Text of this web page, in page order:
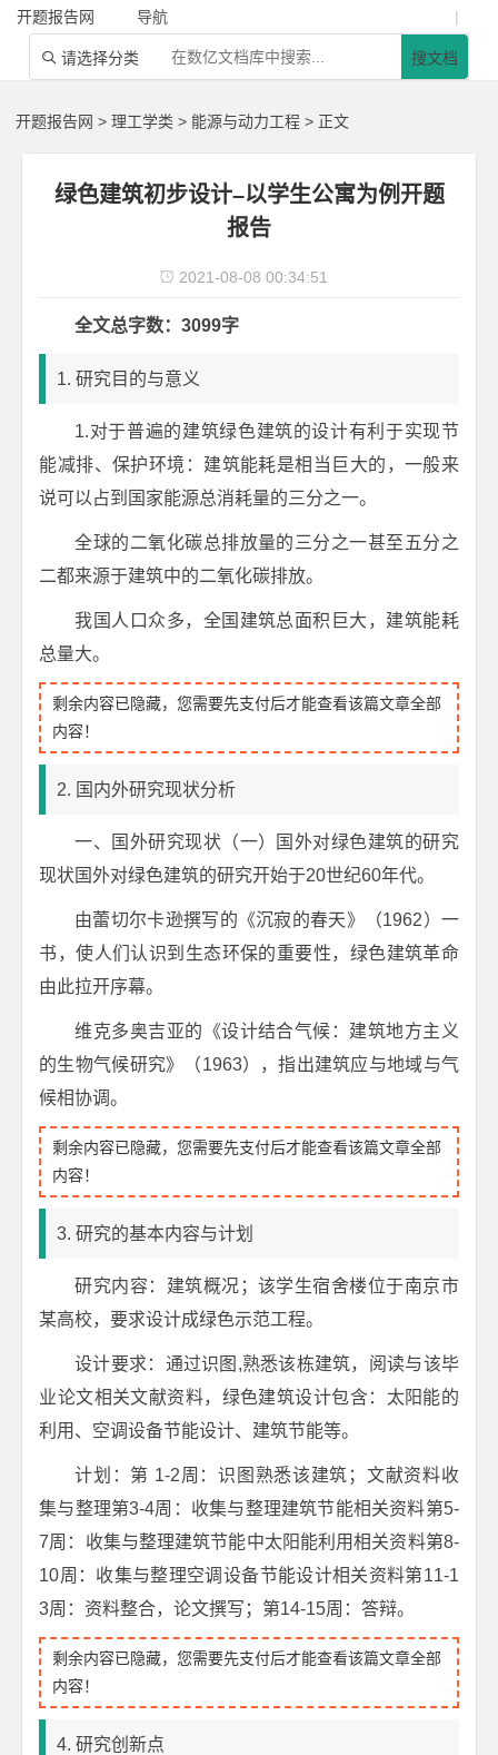
开题报告网 导航 |
 请选择分类 搜文档
开题报告网 >理工学类 > 能源与动力工程 > 正文
绿色建筑初步设计–以学生公寓为例开题
报告
 2021-08-08 00:34:51
全文总字数：3099字
1. 研究目的与意义
1.对于普遍的建筑绿色建筑的设计有利于实现节
能减排、保护环境：建筑能耗是相当巨大的，一般来
说可以占到国家能源总消耗量的三分之一。
全球的二氧化碳总排放量的三分之一甚至五分之
二都来源于建筑中的二氧化碳排放。
我国人口众多，全国建筑总面积巨大，建筑能耗
总量大。
剩余内容已隐藏，您需要先支付后才能查看该篇文章全部
内容！
2. 国内外研究现状分析
一、国外研究现状（一）国外对绿色建筑的研究
现状国外对绿色建筑的研究开始于20世纪60年代。
由蕾切尔卡逊撰写的《沉寂的春天》（1962）一
书，使人们认识到生态环保的重要性，绿色建筑革命
由此拉开序幕。
维克多奥吉亚的《设计结合气候：建筑地方主义
的生物气候研究》（1963），指出建筑应与地域与气
候相协调。
剩余内容已隐藏，您需要先支付后才能查看该篇文章全部
内容！
3. 研究的基本内容与计划
研究内容：建筑概况；该学生宿舍楼位于南京市
某高校，要求设计成绿色示范工程。
设计要求：通过识图,熟悉该栋建筑，阅读与该毕
业论文相关文献资料，绿色建筑设计包含：太阳能的
利用、空调设备节能设计、建筑节能等。
计划：第 1-2周：识图熟悉该建筑；文献资料收
集与整理第3-4周：收集与整理建筑节能相关资料第5-
7周：收集与整理建筑节能中太阳能利用相关资料第8-
10周：收集与整理空调设备节能设计相关资料第11-1
3周：资料整合，论文撰写；第14-15周：答辩。
剩余内容已隐藏，您需要先支付后才能查看该篇文章全部
内容！
4. 研究创新点